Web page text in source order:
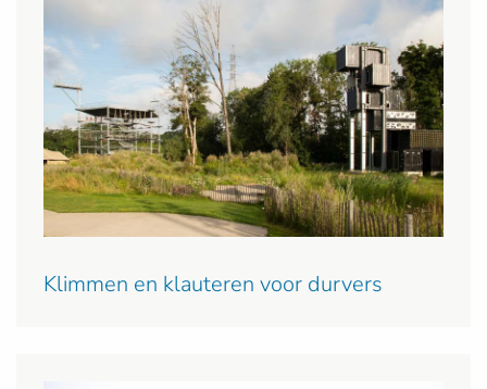
Klimmen en klauteren voor durvers